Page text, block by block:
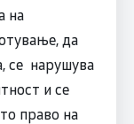
на
да
се нарушува
и се
право на